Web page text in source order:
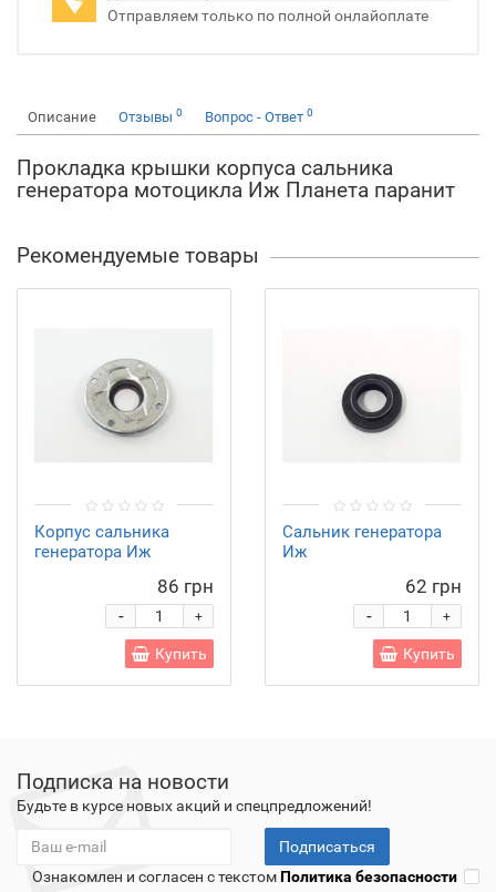
Отправляем только по полной онлайоплате
Описание Отзывы 0 Вопрос - Ответ 0
Прокладка крышки корпуса сальника
генератора мотоцикла Иж Планета паранит
Рекомендуемые товары
Корпус сальника
генератора Иж
86 грн
+
-
Купить
Сальник генератора
Иж
62 грн
+
-
Купить
Подписка на новости
Будьте в курсе новых акций и спецпредложений!
Подписаться
Ознакомлен и согласен с текстомПолитика безопасности